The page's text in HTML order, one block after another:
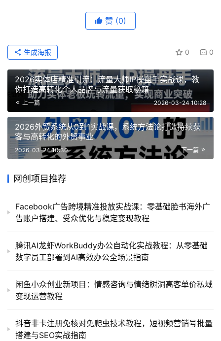
赞 (0)
0 0
生成海报
2026实体店精准引流：流量大师IP操盘手实战课，教
你打造高转化个人品牌与流量获取秘籍
上一篇 2026-03-24 10:28
2026外贸系统从0到1实战课，系统方法论打造持续获
客与高转化的外贸事业
下一篇
2026-03-24 10:30
网创项目推荐
Facebook广告跨境精准投放实战课：零基础脸书海外广
告账户搭建、受众优化与稳定变现教程
腾讯AI龙虾WorkBuddy办公自动化实战教程：从零基础
数字员工部署到AI高效办公全场景指南
闲鱼小众创业新项目：情感咨询与情绪树洞高客单价私域
变现运营教程
抖音非卡注册免核对免爬虫技术教程，短视频营销号批量
搭建与SEO实战指南